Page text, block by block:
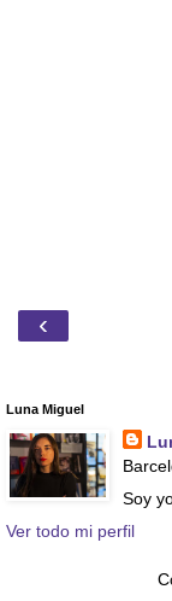
‹
Luna Miguel
Soy
Ver todo mi perfil